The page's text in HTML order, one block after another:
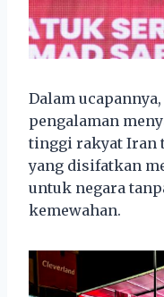
Dalam
pengalaman
tinggi rakyat Iran
yang disifatkan
untuk negara
kemewahan.